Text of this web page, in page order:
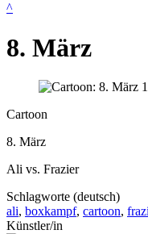
^
8. März
Cartoon
8. März
Ali vs. Frazier
Schlagworte (deutsch)
ali, boxkampf, cartoon,
Künstler/in